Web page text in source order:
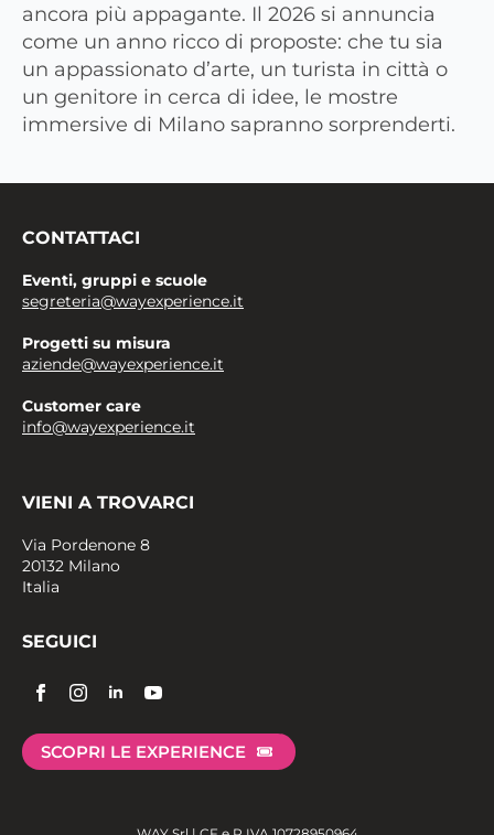
ancora più appagante. Il 2026 si annuncia
come un anno ricco di proposte: che tu sia
un appassionato d’arte, un turista in città o
un genitore in cerca di idee, le mostre
immersive di Milano sapranno sorprenderti.
CONTATTACI
Eventi, gruppi e scuole
segreteria@wayexperience.it
Progetti su misura
aziende@wayexperience.it
Customer care
info@wayexperience.it
VIENI A TROVARCI
Via Pordenone 8
20132 Milano
Italia
SEGUICI
SCOPRI LE EXPERIENCE